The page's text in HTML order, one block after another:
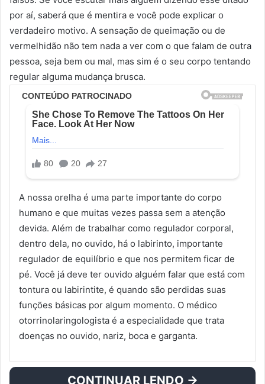
por aí, saberá que é mentira e você pode explicar o
verdadeiro motivo. A sensação de queimação ou de
vermelhidão não tem nada a ver com o que falam de outra
pessoa, seja bem ou mal, mas sim é o seu corpo tentando
regular alguma mudança brusca.
A nossa orelha é uma parte importante do corpo
humano e que muitas vezes passa sem a atenção
devida. Além de trabalhar como regulador corporal,
dentro dela, no ouvido, há o labirinto, importante
regulador de equilíbrio e que nos permitem ficar de
pé. Você já deve ter ouvido alguém falar que está com
tontura ou labirintite, é quando são perdidas suas
funções básicas por algum momento. O médico
otorrinolaringologista é a especialidade que trata
doenças no ouvido, nariz, boca e garganta.
CONTINUAR LENDO →